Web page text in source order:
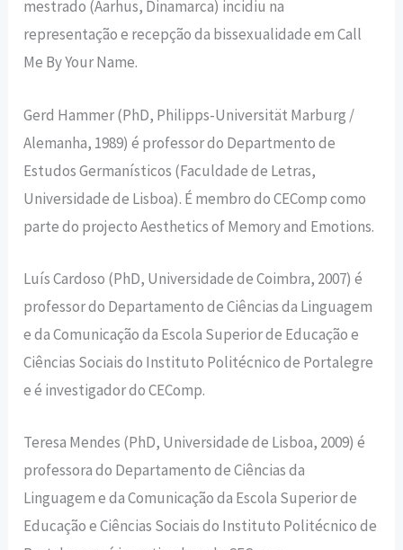
mestrado (Aarhus, Dinamarca) incidiu na
representação e recepção da bissexualidade em Call
Me By Your Name.
Gerd Hammer (PhD, Philipps-Universität Marburg /
Alemanha, 1989) é professor do Departmento de
Estudos Germanísticos (Faculdade de Letras,
Universidade de Lisboa). É membro do CEComp como
parte do projecto Aesthetics of Memory and Emotions.
Luís Cardoso (PhD, Universidade de Coimbra, 2007) é
professor do Departamento de Ciências da Linguagem
e da Comunicação da Escola Superior de Educação e
Ciências Sociais do Instituto Politécnico de Portalegre
e é investigador do CEComp.
Teresa Mendes (PhD, Universidade de Lisboa, 2009) é
professora do Departamento de Ciências da
Linguagem e da Comunicação da Escola Superior de
Educação e Ciências Sociais do Instituto Politécnico de